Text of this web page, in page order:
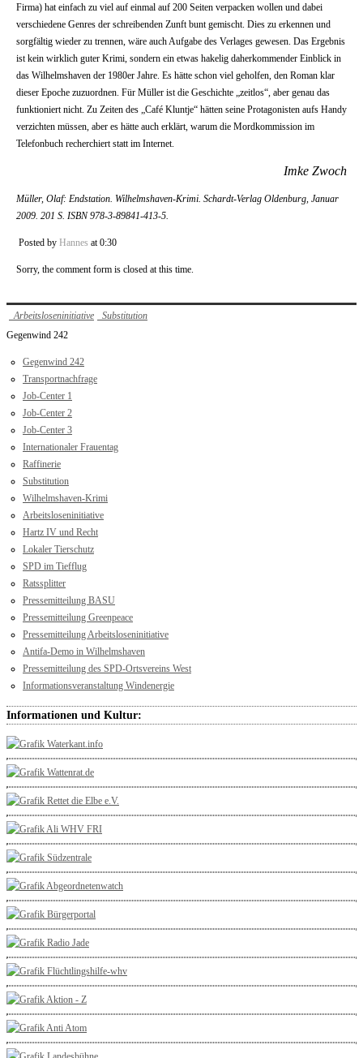
Firma) hat einfach zu viel auf einmal auf 200 Seiten verpacken wollen und dabei
verschiedene Genres der schreibenden Zunft bunt gemischt. Dies zu erkennen und
sorgfältig wieder zu trennen, wäre auch Aufgabe des Verlages gewesen. Das Ergebnis
ist kein wirklich guter Krimi, sondern ein etwas hakelig daherkommender Einblick in
das Wilhelmshaven der 1980er Jahre. Es hätte schon viel geholfen, den Roman klar
dieser Epoche zuzuordnen. Für Müller ist die Geschichte „zeitlos“, aber genau das
funktioniert nicht. Zu Zeiten des „Café Kluntje“ hätten seine Protagonisten aufs Handy
verzichten müssen, aber es hätte auch erklärt, warum die Mordkommission im
Telefonbuch recherchiert statt im Internet.
Imke Zwoch
Müller, Olaf: Endstation. Wilhelmshaven-Krimi. Schardt-Verlag Oldenburg, Januar
2009. 201 S. ISBN 978-3-89841-413-5.
Posted by Hannes at 0:30
Sorry, the comment form is closed at this time.
Arbeitsloseninitiative
Substitution
Gegenwind 242
Gegenwind 242
Transportnachfrage
Job-Center 1
Job-Center 2
Job-Center 3
Internationaler Frauentag
Raffinerie
Substitution
Wilhelmshaven-Krimi
Arbeitsloseninitiative
Hartz IV und Recht
Lokaler Tierschutz
SPD im Tiefflug
Ratssplitter
Pressemitteilung BASU
Pressemitteilung Greenpeace
Pressemitteilung Arbeitsloseninitiative
Antifa-Demo in Wilhelmshaven
Pressemitteilung des SPD-Ortsvereins West
Informationsveranstaltung Windenergie
Informationen und Kultur: